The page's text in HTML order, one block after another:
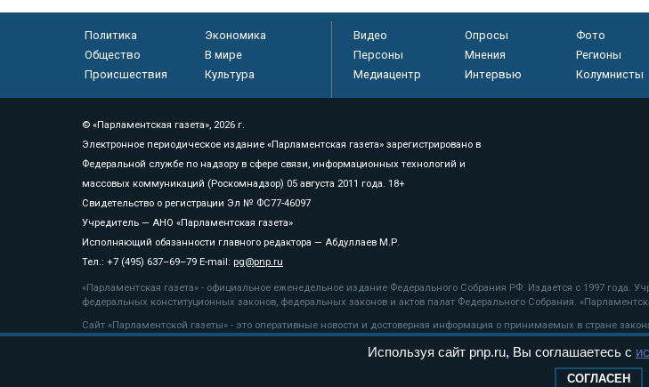
Политика
Экономика
Общество
В мире
Происшествия
Культура
Видео Опросы
Фото
Персоны
Мнения
Регионы
Медиацентр
Интервью Колумнисты
© «Парламентская газета», 2026 г.
Электронное периодическое издание «Парламентская газета» зарегистрировано в
Федеральной службе по надзору в сфере связи, информационных технологий и
массовых коммуникаций (Роскомнадзор) 05 августа 2011 года. 18+
Свидетельство о регистрации Эл № ФС77-46097
Учредитель — АНО «Парламентская газета»
Исполняющий обязанности главного редактора — Абдуллаев М.Р.
Тел.: +7 (495) 637–69–79 E-mail: pg@pnp.ru
«Парламентская газета» - официальное еженедельное издание Федерального Собрания РФ. Издается с 1997 года.
федеральных конституционных законов, федеральных законов и актов палат Федерального Собрания.
Сайт «Парламентской газеты» - это оперативные новости и достоверная информация о принимаемых в стране
«Парламентской газеты» активная ссылка на pnp.ru обязательна.
рекомендательные технологии
Используя сайт pnp.ru, Вы соглашаетесь с
СОГЛАСЕН